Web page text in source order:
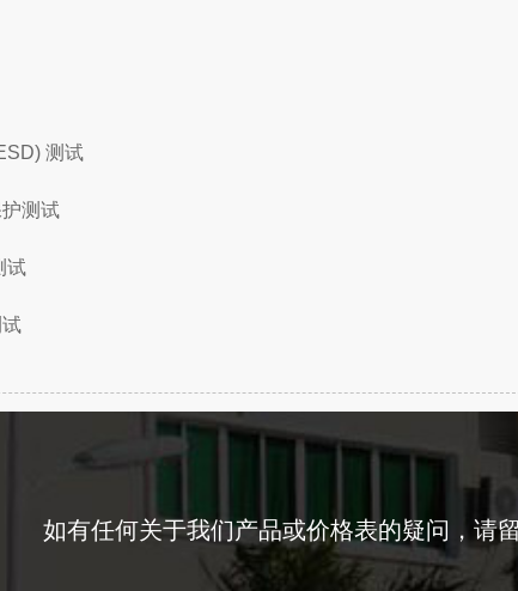
测试
测试
试
如有任何关于我们产品或价格表的疑问，请